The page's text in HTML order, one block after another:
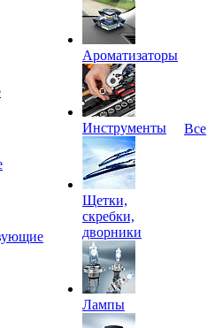
Ароматизаторы
Инструменты
Щетки,
скребки,
дворники
Лампы
Все